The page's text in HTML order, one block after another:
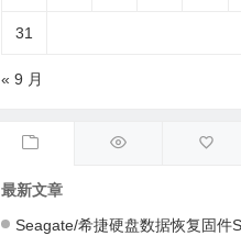
31
« 9 月
最新文章
Seagate/希捷硬盘数据恢复固件ST500DM002-1ER14C-CC46-